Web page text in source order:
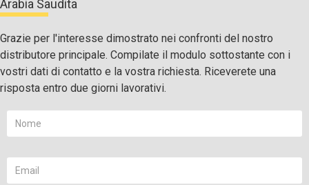
Arabia Saudita
Grazie per l'interesse dimostrato nei confronti del nostro
distributore principale. Compilate il modulo sottostante con i
vostri dati di contatto e la vostra richiesta. Riceverete una
risposta entro due giorni lavorativi.